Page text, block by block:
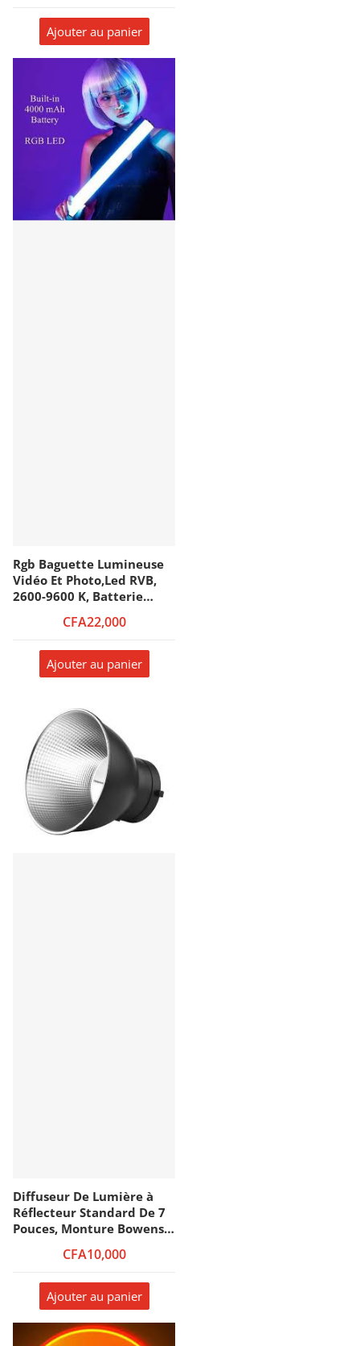
Ajouter au panier
Rgb Baguette Lumineuse
Vidéo Et Photo,Led RVB,
2600-9600 K, Batterie
21 Effets De Lumière
CFA22,000
Ajouter au panier
Diffuseur De Lumière à
Réflecteur Standard De 7
Pouces, Monture Bowens
Accessoire DeCFA10,000
Ajouter au panier